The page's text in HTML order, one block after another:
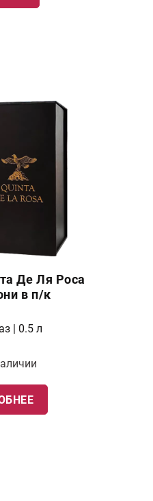
Де Ля Роса
в п/к
| 0.5 л